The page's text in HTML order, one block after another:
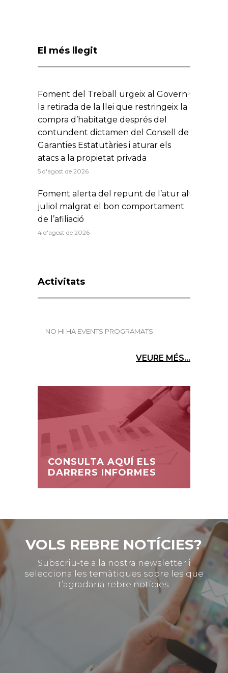
El més llegit
Foment del Treball urgeix al Govern
la retirada de la llei que restringeix la
compra d’habitatge després del
contundent dictamen del Consell de
Garanties Estatutàries i aturar els
atacs a la propietat privada
5 d'agost de 2026
Foment alerta del repunt de l’atur al
juliol malgrat el bon comportament
de l’afiliació
4 d'agost de 2026
Activitats
NO HI HA EVENTS PROGRAMATS
VEURE MÉS...
CONSULTA AQUÍ ELS
DARRERS INFORMES
VOLS REBRE NOTÍCIES?
Subscriu-te a la nostra newsletter i
selecciona les temàtiques sobre les que
t’agradaria rebre notícies.